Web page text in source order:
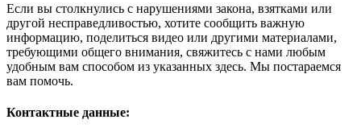
Если вы столкнулись с нарушениями закона, взятками или
другой несправедливостью, хотите сообщить важную
информацию, поделиться видео или другими материалами,
требующими общего внимания, свяжитесь с нами любым
удобным вам способом из указанных здесь. Мы постараемся
вам помочь.
Контактные данные: